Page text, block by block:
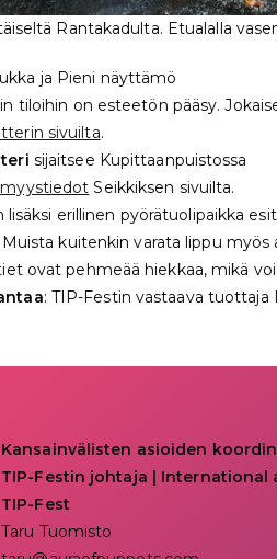
Rantakadulta. Etualalla
ja Pieni näyttämö
tiloihin on esteetön pääsy.
sivuilta.
sijaitsee Kupittaanpuistossa
Seikkiksen sivuilta.
lisäksi erillinen pyörätuolipaikka
kuitenkin varata lippu myös
ovat pehmeää hiekkaa, mikä
: TIP-Festin vastaava
Kansainvälisten asioiden
TIP-Festin johtaja | International
TIP-Fest
Taru Tuomisto